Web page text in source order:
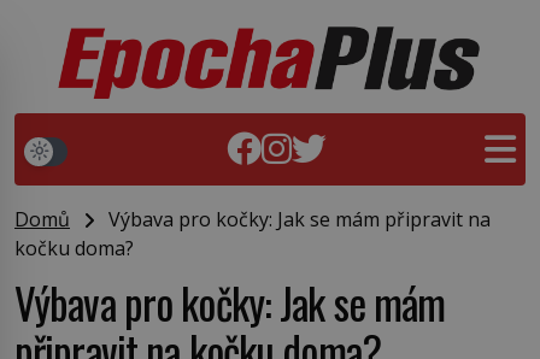
Domů
Výbava pro kočky: Jak se mám připravit na
kočku doma?
Výbava pro kočky: Jak se mám